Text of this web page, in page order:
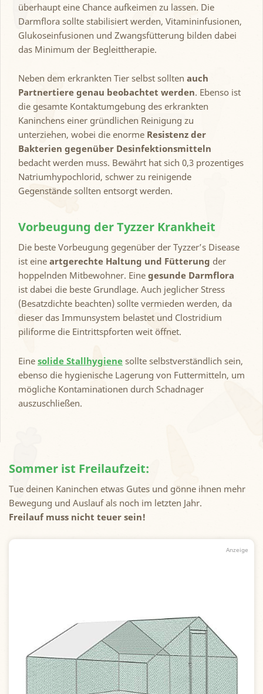
überhaupt eine Chance aufkeimen zu lassen. Die
Darmflora sollte stabilisiert werden, Vitamininfusionen,
Glukoseinfusionen und Zwangsfütterung bilden dabei
das Minimum der Begleittherapie.
Neben dem erkrankten Tier selbst sollten auch
Partnertiere genau beobachtet werden. Ebenso ist
die gesamte Kontaktumgebung des erkrankten
Kaninchens einer gründlichen Reinigung zu
unterziehen, wobei die enorme Resistenz der
Bakterien gegenüber Desinfektionsmitteln
bedacht werden muss. Bewährt hat sich 0,3 prozentiges
Natriumhypochlorid, schwer zu reinigende
Gegenstände sollten entsorgt werden.
Vorbeugung der Tyzzer Krankheit
Die beste Vorbeugung gegenüber der Tyzzer’s Disease
ist eine artgerechte Haltung und Fütterung der
hoppelnden Mitbewohner. Eine gesunde Darmflora
ist dabei die beste Grundlage. Auch jeglicher Stress
(Besatzdichte beachten) sollte vermieden werden, da
dieser das Immunsystem belastet und Clostridium
piliforme die Eintrittspforten weit öffnet.
Eine solide Stallhygiene sollte selbstverständlich sein,
ebenso die hygienische Lagerung von Futtermitteln, um
mögliche Kontaminationen durch Schadnager
auszuschließen.
Sommer ist Freilaufzeit:
Tue deinen Kaninchen etwas Gutes und gönne ihnen mehr
Bewegung und Auslauf als noch im letzten Jahr.
Freilauf muss nicht teuer sein!